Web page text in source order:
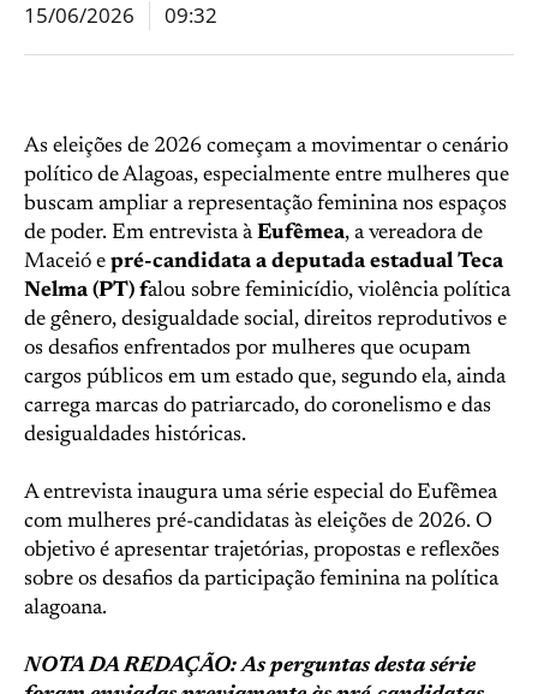
15/06/2026
09:32
As eleições de 2026 começam a movimentar o cenário
político de Alagoas, especialmente entre mulheres que
buscam ampliar a representação feminina nos espaços
de poder. Em entrevista àEufêmea, a vereadora de
Maceió e pré-candidata a deputada estadual Teca
Nelma (PT) falou sobre feminicídio, violência política
de gênero, desigualdade social, direitos reprodutivos e
os desafios enfrentados por mulheres que ocupam
cargos públicos em um estado que, segundo ela, ainda
carrega marcas do patriarcado, do coronelismo e das
desigualdades históricas.
A entrevista inaugura uma série especial do Eufêmea
com mulheres pré-candidatas às eleições de 2026. O
objetivo é apresentar trajetórias, propostas e reflexões
sobre os desafios da participação feminina na política
alagoana.
NOTA DA REDAÇÃO: As perguntas desta série